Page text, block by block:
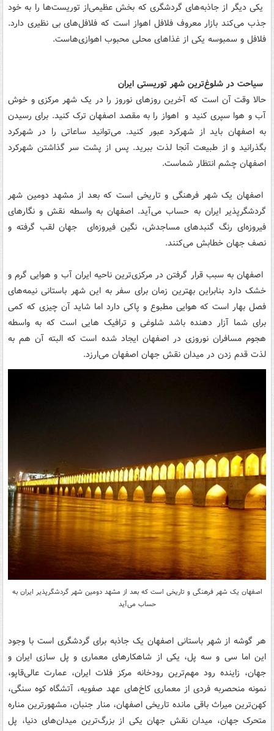
یکی دیگر از جاذبه‌های گردشگری که بخش عظیمی‌از توریست‌ها را به خود
جذب می‌کند بازار معروف فلافل اهواز است که فلافل‌های بی نظیری دارد.
فلافل و سمبوسه یکی از غذاهای محلی محبوب اهوازی‌هاست.
سیاحت در شلوغ‌ترین شهر توریستی ایران
حالا وقت آن است که آخرین روزهای نوروز را در یک شهر مرکزی و خوش
آب و هوا سپری کنید و اهواز را به مقصد اصفهان ترک کنید. برای رسیدن
به اصفهان باید از شهرکرد عبور کنید. می‌توانید ساعاتی را در شهرکرد
بگذرانید و از طبیعت آنجا لذت ببرید. پس از پشت سر گذاشتن شهرکرد
اصفهان چشم انتظار شماست.
اصفهان یک شهر فرهنگی و تاریخی است که بعد از مشهد دومین شهر
گردشگرپذیر ایران به حساب می‌آید. اصفهان به واسطه نقش و نگارهای
فیروزه‌ای رنگ گنبدهای مساجدش، نگین فیروزه‌ای جهان لقب گرفته و
نصف جهان خطابش می‌کنند.
اصفهان به سبب قرار گرفتن در مرکزی‌ترین ناحیه ایران آب و هوایی گرم و
خشک دارد بنابراین بهترین زمان برای سفر به این شهر باستانی نیمه‌های
فصل بهار است که هوایی مطبوع و پاکی دارد اما شاید آن چیزی که کمی
برای شما آزار دهنده باشد شلوغی و ترافیک هایی است که به واسطه
هجوم مسافران نوروزی در اصفهان ایجاد شده است که البته آن هم به
لذت قدم زدن در میدان نقش جهان اصفهان می‌ارزد.
اصفهان یک شهر فرهنگی و تاریخی است که بعد از مشهد دومین شهر گردشگرپذیر ایران به
حساب می‌آید
هر گوشه از شهر باستانی اصفهان یک جاذبه برای گردشگری است با وجود
این اما سی و سه پل، یكی‌ از شاهكارهای‌ معماری‌ و پل‌ سازی‌ ایران‌ و
جهان، زاینده رود مهم‌ترین‌ رودخانه‌ مركز فلات‌ ایران، عمارت‌ عالی‌قاپو،
نمونه ‌منحصربه ‌‌فردی‌ از معماری‌ كاخ‌های‌ عهد صفویه، آتشگاه‌ كوه‌ سنگی،
كهن‌ترین‌ میراث‌ باقی‌ مانده‌ تاریخی‌ اصفهان، منار جنبان‌، مشهورترین مناره
متحرک جهان، میدان نقش جهان یکی از بزرگ‌ترین میدان‌های دنیا، پل‌